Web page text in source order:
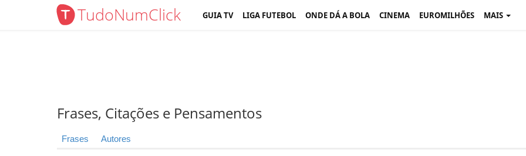
TudoNumClick GUIA TV LIGA FUTEBOL ONDE DÁ A BOLA CINEMA EUROMILHÕES MAIS
Frases, Citações e Pensamentos
Frases Autores